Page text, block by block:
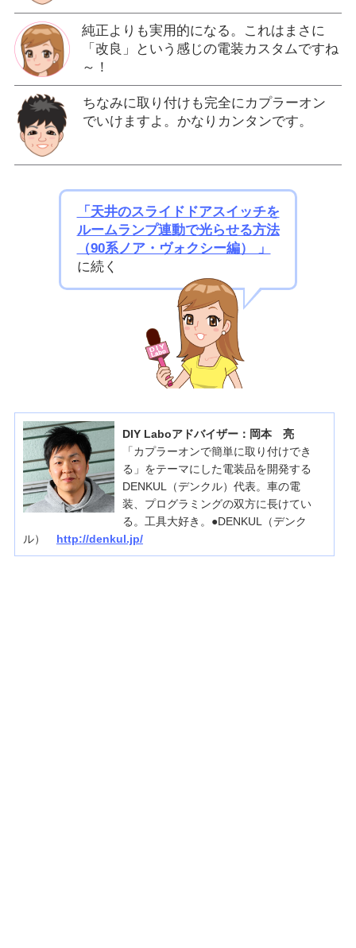
純正よりも実用的になる。これはまさに
「改良」という感じの電装カスタムですね
～！
ちなみに取り付けも完全にカプラーオン
でいけますよ。かなりカンタンです。
「天井のスライドドアスイッチを
ルームランプ連動で光らせる方法
（90系ノア・ヴォクシー編） 」
に続く
DIY Laboアドバイザー：岡本 亮
「カプラーオンで簡単に取り付けでき
る」をテーマにした電装品を開発する
DENKUL（デンクル）代表。車の電
装、プログラミングの双方に長けてい
る。工具大好き。●DENKUL（デンク
ル） http://denkul.jp/